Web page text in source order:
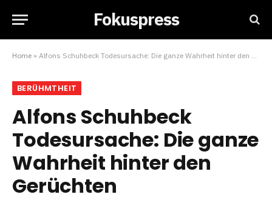
Fokuspress
Home » Alfons Schuhbeck Todesursache: Die ganze Wahrheit hinter den Gerüchten
BERÜHMTHEIT
Alfons Schuhbeck
Todesursache: Die ganze
Wahrheit hinter den
Gerüchten